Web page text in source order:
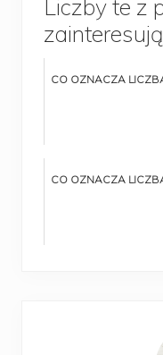
Liczby te z
CO OZNACZA
CO OZNACZA